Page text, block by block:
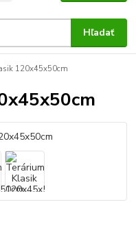
Hľadať
120x45x50cm